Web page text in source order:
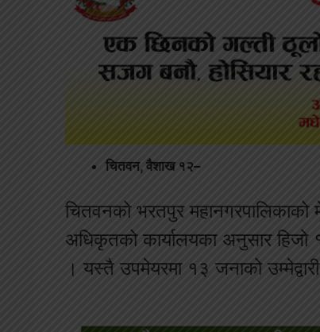
चितवन, वैशाख १२–
चितवनको भरतपुर महानगरपालिकाको
अधिकृतको कार्यालयका अनुसार हिजो
। यस्तै उपमेयरमा १३ जनाको